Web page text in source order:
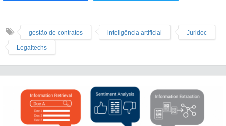
gestão de contratos inteligência artificial Juridoc
Legaltechs